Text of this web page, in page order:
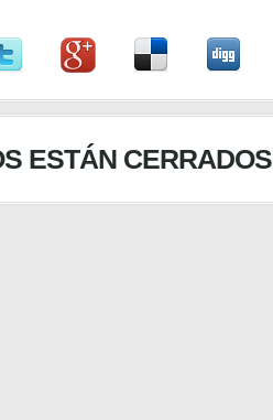
ESTÁN CERRADOS